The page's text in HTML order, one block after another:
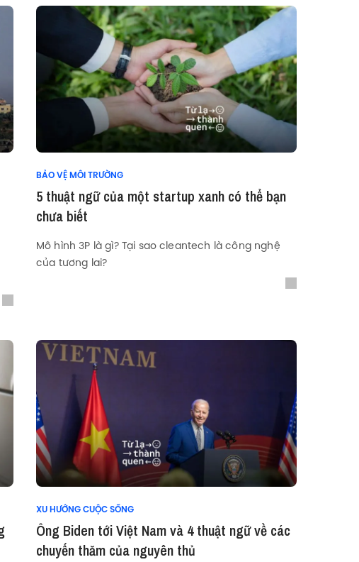
BẢO VỆ MÔI TRƯỜNG
5 thuật ngữ của một startup xanh có thể bạn
chưa biết
Mô hình 3P là gì? Tại sao cleantech là công nghệ
của tương lai?
XU HƯỚNG CUỘC SỐNG
Ông Biden tới Việt Nam và 4 thuật ngữ về các
chuyến thăm của nguyên thủ